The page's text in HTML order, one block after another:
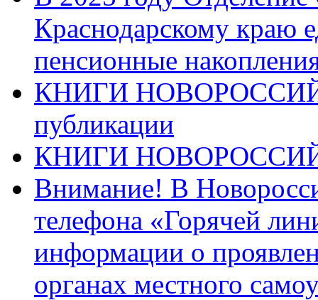
Краснодарскому краю
пенсионные
КНИГИ
публикации
КНИГИ
Внимание! В
телефона «Горячей
информации о
органах местного